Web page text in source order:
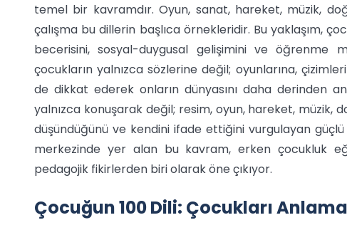
temel bir kavramdır. Oyun, sanat, hareket, müzik,
çalışma bu dillerin başlıca örnekleridir. Bu yaklaşım,
becerisini, sosyal-duygusal gelişimini ve öğrenme
çocukların yalnızca sözlerine değil; oyunlarına,
de dikkat ederek onların dünyasını daha derinden
yalnızca konuşarak değil; resim, oyun, hareket, müzik,
düşündüğünü ve kendini ifade ettiğini vurgulayan güçlü
merkezinde yer alan bu kavram, erken çocukluk
pedagojik fikirlerden biri olarak öne çıkıyor.
Çocuğun 100 Dili: Çocukları